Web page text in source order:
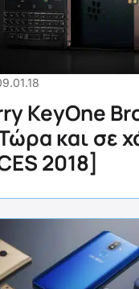
KeyOne
και σε
2018]